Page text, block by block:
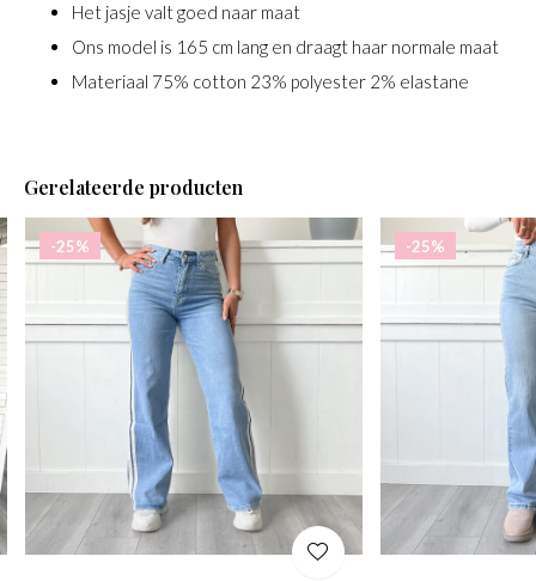
Het jasje valt goed naar maat
Ons model is 165 cm lang en draagt haar normale maat
Materiaal 75% cotton 23% polyester 2% elastane
Gerelateerde producten
-25% -25%